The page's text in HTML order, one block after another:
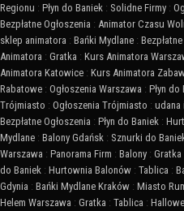
Regionu : Płyn do Baniek : Solidne Firmy :
Bezpłatne Ogłoszenia : Animator Czasu
sklep animatora : Bańki Mydlane :
Animatora : Gratka : Kurs Animatora
Animatora Katowice : Kurs Animatora
Rabatowe : Ogłoszenia Warszawa : Płyn do
Trójmiasto : Ogłoszenia Trójmiasto : udana
Bezpłatne Ogłoszenia : Płyn do Baniek :
Mydlane : Balony Gdańsk : Sznurki do
Warszawa : Panorama Firm : Balony : Gratka
do Baniek : Hurtownia Balonów : Tablica :
Gdynia : Bańki Mydlane Kraków : Miasto
Helem Warszawa : Gratka : Tablica :